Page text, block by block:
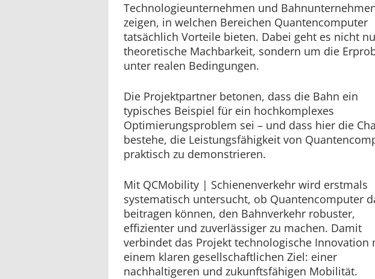
Technologieunternehmen und
zeigen, in welchen Bereichen Quantencomputer
tatsächlich Vorteile bieten. Dabei geht es nicht
theoretische Machbarkeit, sondern um die
unter realen Bedingungen.
Die Projektpartner betonen, dass die Bahn ein
typisches Beispiel für ein hochkomplexes
Optimierungsproblem sei – und dass hier die
bestehe, die Leistungsfähigkeit von
praktisch zu demonstrieren.
Mit QCMobility | Schienenverkehr wird erstmals
systematisch untersucht, ob Quantencomputer
beitragen können, den Bahnverkehr robuster,
effizienter und zuverlässiger zu machen. Damit
verbindet das Projekt technologische Innovation
einem klaren gesellschaftlichen Ziel: einer
nachhaltigeren und zukunftsfähigen Mobilität.